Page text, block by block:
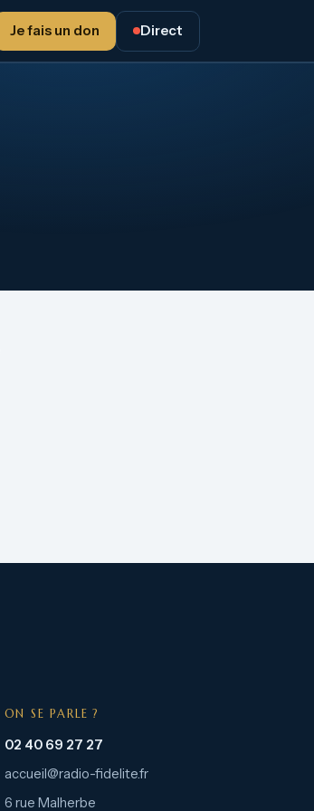
Je fais un don Direct
ON SE PARLE ?
02 40 69 27 27
accueil@radio-fidelite.fr
6 rue Malherbe